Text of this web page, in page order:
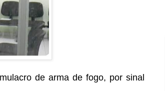
de arma de fogo, por sinal